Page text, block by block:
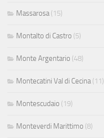
Massarosa (15)
Montalto di Castro (5)
Monte Argentario (48)
Montecatini Val di Cecina (11)
Montescudaio (19)
Monteverdi Marittimo (8)